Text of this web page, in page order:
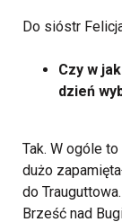
Do sióstr
Czy w
dzień
Tak. W ogóle
dużo
do
Brześć nad